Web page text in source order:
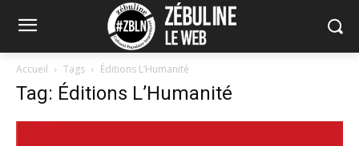
Accueil Tags Éditions L’Humanité
Tag: Éditions L’Humanité